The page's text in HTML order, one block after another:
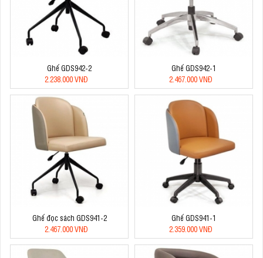
Ghế GDS942-2
2.238.000 VNĐ
Ghế GDS942-1
2.467.000 VNĐ
Ghế đọc sách GDS941-2
2.467.000 VNĐ
Ghế GDS941-1
2.359.000 VNĐ